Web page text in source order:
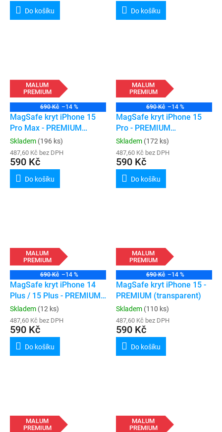
Do košíku Do košíku
MALUM
PREMIUM
690 Kč –14 %
MagSafe kryt iPhone 15
Pro Max - PREMIUM
(transparent)
Skladem (196 ks)
487,60 Kč bez DPH
590 Kč
Do košíku
MALUM
PREMIUM
690 Kč –14 %
MagSafe kryt iPhone 15
Pro - PREMIUM
(transparent)
Skladem (172 ks)
487,60 Kč bez DPH
590 Kč
Do košíku
MALUM
PREMIUM
690 Kč –14 %
MagSafe kryt iPhone 14
Plus / 15 Plus - PREMIUM
(transparent)
Skladem (12 ks)
487,60 Kč bez DPH
590 Kč
Do košíku
MALUM
PREMIUM
690 Kč –14 %
MagSafe kryt iPhone 15 -
PREMIUM (transparent)
Skladem (110 ks)
487,60 Kč bez DPH
590 Kč
Do košíku
MALUM
PREMIUM
MALUM
PREMIUM